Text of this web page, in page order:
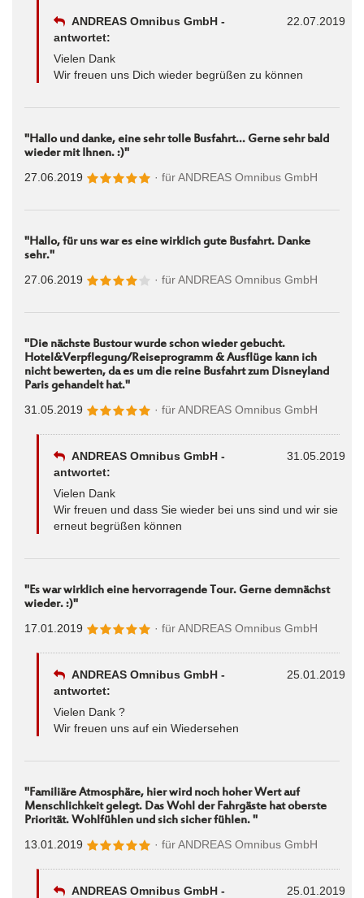
ANDREAS Omnibus GmbH -
antwortet:
22.07.2019
Vielen Dank
Wir freuen uns Dich wieder begrüßen zu können
"Hallo und danke, eine sehr tolle Busfahrt... Gerne sehr bald
wieder mit Ihnen. :)"
27.06.2019 · fürANDREAS Omnibus GmbH
"Hallo, für uns war es eine wirklich gute Busfahrt. Danke
sehr."
27.06.2019 · fürANDREAS Omnibus GmbH
"Die nächste Bustour wurde schon wieder gebucht.
Hotel&Verpflegung/Reiseprogramm & Ausflüge kann ich
nicht bewerten, da es um die reine Busfahrt zum Disneyland
Paris gehandelt hat."
31.05.2019 · fürANDREAS Omnibus GmbH
ANDREAS Omnibus GmbH -
antwortet:
31.05.2019
Vielen Dank
Wir freuen und dass Sie wieder bei uns sind und wir sie
erneut begrüßen können
"Es war wirklich eine hervorragende Tour. Gerne demnächst
wieder. :)"
17.01.2019 · fürANDREAS Omnibus GmbH
ANDREAS Omnibus GmbH -
antwortet:
25.01.2019
Vielen Dank ?
Wir freuen uns auf ein Wiedersehen
"Familiäre Atmosphäre, hier wird noch hoher Wert auf
Menschlichkeit gelegt. Das Wohl der Fahrgäste hat oberste
Priorität. Wohlfühlen und sich sicher fühlen. "
13.01.2019 · fürANDREAS Omnibus GmbH
ANDREAS Omnibus GmbH -
25.01.2019